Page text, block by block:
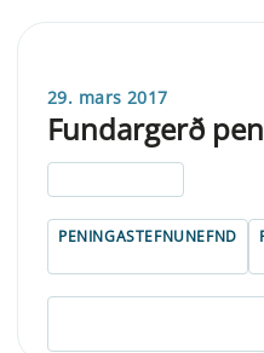
29. mars 2017
Fundargerð
PENINGASTEFNUNEFND